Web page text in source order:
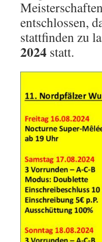
entschlossen,
stattfinden zu
2024 statt.